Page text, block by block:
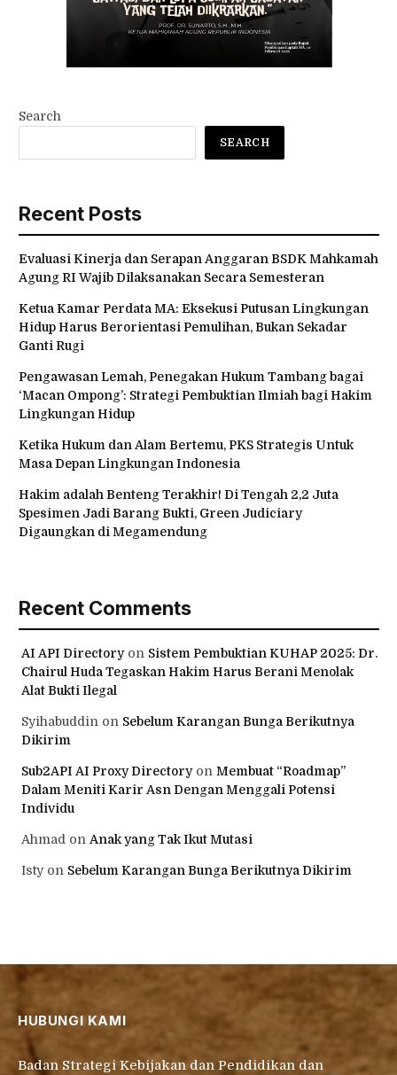
Search
SEARCH
Recent Posts
Evaluasi Kinerja dan Serapan Anggaran BSDK Mahkamah
Agung RI Wajib Dilaksanakan Secara Semesteran
Ketua Kamar Perdata MA: Eksekusi Putusan Lingkungan
Hidup Harus Berorientasi Pemulihan, Bukan Sekadar
Ganti Rugi
Pengawasan Lemah, Penegakan Hukum Tambang bagai
‘Macan Ompong’: Strategi Pembuktian Ilmiah bagi Hakim
Lingkungan Hidup
Ketika Hukum dan Alam Bertemu, PKS Strategis Untuk
Masa Depan Lingkungan Indonesia
Hakim adalah Benteng Terakhir! Di Tengah 2,2 Juta
Spesimen Jadi Barang Bukti, Green Judiciary
Digaungkan di Megamendung
Recent Comments
AI API Directoryon Sistem Pembuktian KUHAP 2025: Dr.
Chairul Huda Tegaskan Hakim Harus Berani Menolak
Alat Bukti Ilegal
Syihabuddin on Sebelum Karangan Bunga Berikutnya
Dikirim
Sub2API AI Proxy Directoryon Membuat “Roadmap”
Dalam Meniti Karir Asn Dengan Menggali Potensi
Individu
Ahmad on Anak yang Tak Ikut Mutasi
Istyon Sebelum Karangan Bunga Berikutnya Dikirim
HUBUNGI KAMI
Badan Strategi Kebijakan dan Pendidikan dan